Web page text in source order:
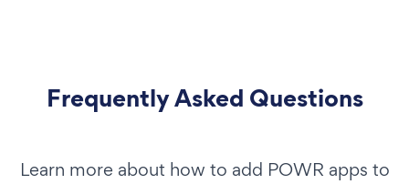
Frequently Asked Questions
Learn more about how to add POWR apps to